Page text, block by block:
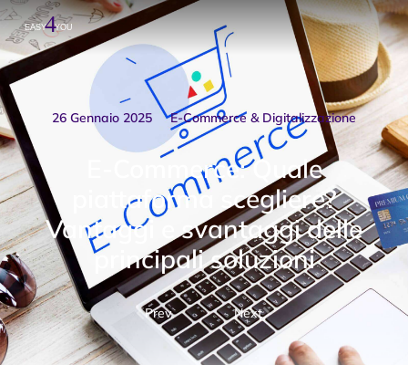
26 Gennaio 2025 E-Commerce & Digitalizzazione
E-Commerce: Quale
piattaforma scegliere?
Vantaggi e svantaggi delle
principali soluzioni
Prev. Next